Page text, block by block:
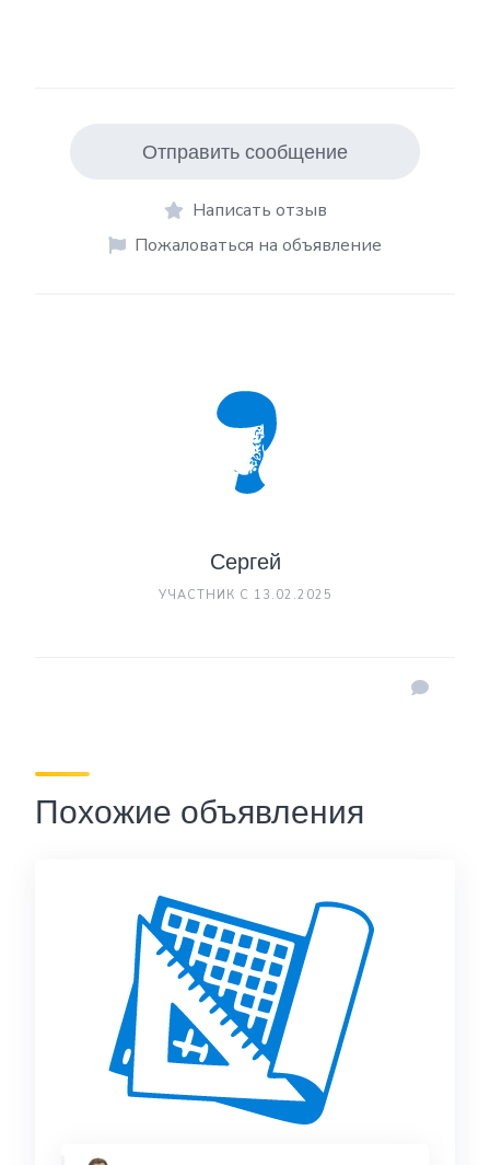
Отправить сообщение
Написать отзыв
Пожаловаться на объявление
Сергей
УЧАСТНИК С 13.02.2025
Похожие объявления